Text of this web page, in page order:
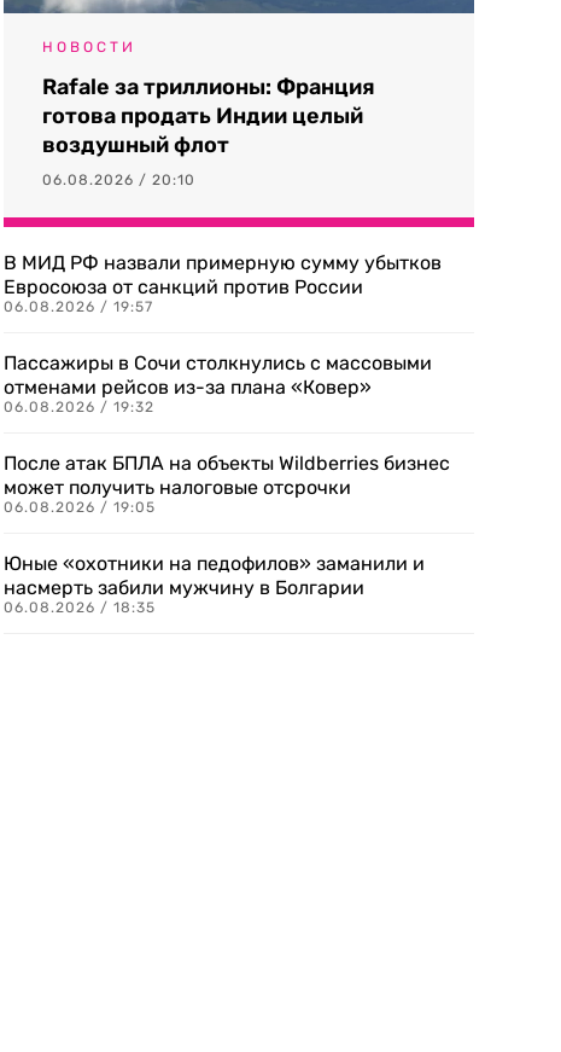
НОВОСТИ
Rafale за триллионы: Франция
готова продать Индии целый
воздушный флот
06.08.2026 / 20:10
В МИД РФ назвали примерную сумму убытков
Евросоюза от санкций против России
06.08.2026 / 19:57
Пассажиры в Сочи столкнулись с массовыми
отменами рейсов из-за плана «Ковер»
06.08.2026 / 19:32
После атак БПЛА на объекты Wildberries бизнес
может получить налоговые отсрочки
06.08.2026 / 19:05
Юные «охотники на педофилов» заманили и
насмерть забили мужчину в Болгарии
06.08.2026 / 18:35